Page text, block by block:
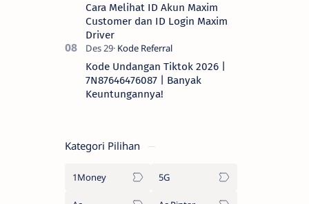
Cara Melihat ID Akun Maxim
Customer dan ID Login Maxim
Driver
Kode Undangan Tiktok 2026 |
7N87646476087 | Banyak
Keuntungannya!
Kategori Pilihan
1Money 5G